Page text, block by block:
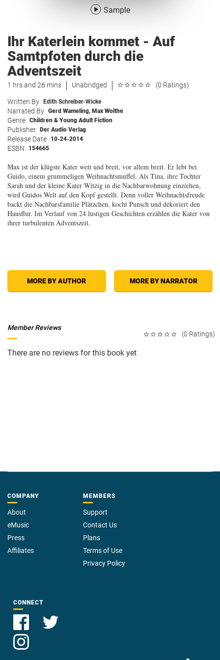
Sample
Ihr Katerlein kommet - Auf
Samtpfoten durch die
Adventszeit
1 hrs and 26 mins Unabridged (0 Ratings)
Written By Edith Schreiber-Wicke
Narrated By Gerd Wameling, Max Woithe
Genre Children & Young Adult Fiction
Publisher Der Audio Verlag
Release Date 10-24-2014
ESBN 154665
Max ist der klügste Kater weit und breit, vor allem breit. Er lebt bei
Guido, einem grummeligen Weihnachtsmuffel. Als Tina, ihre Tochter
Sarah und der kleine Kater Witzig in die Nachbarwohnung einziehen,
wird Guidos Welt auf den Kopf gestellt. Denn voller Weihnachtsfreude
backt die Nachbarsfamilie Plätzchen, kocht Punsch und dekoriert den
Hausflur. Im Verlauf von 24 lustigen Geschichten erzählen die Kater von
ihrer turbulenten Adventszeit.
MORE BY AUTHOR MORE BY NARRATOR
(0 Ratings)
Member Reviews
There are no reviews for this book yet
COMPANY
About
eMusic
Press
Affiliates
MEMBERS
Support
Contact Us
Plans
Terms of Use
Privacy Policy
CONNECT